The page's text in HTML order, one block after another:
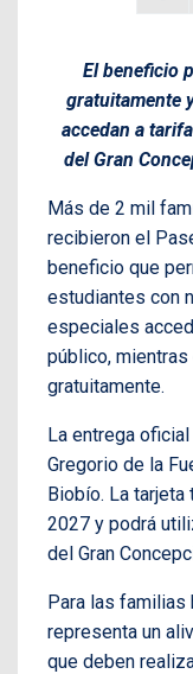
El beneficio
gratuitamente
accedan a
del Gran
Más de 2 mil
recibieron el
beneficio que
estudiantes con
especiales
público,
gratuitamente.
La entrega
Gregorio de la
Biobío. La
2027 y podrá
del Gran
Para las familias
representa un
que deben